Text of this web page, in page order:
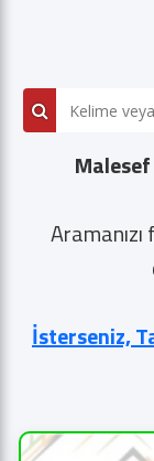
İsterseniz,